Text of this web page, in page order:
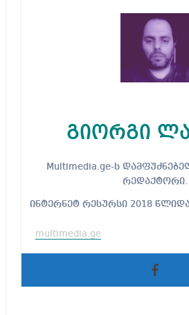
გიორგი
Multimedia.ge-ს დამფუძნებელი და მთავარი
რედაქტორი.
ინტერნეტ რესურსი 2018
multimedia.ge